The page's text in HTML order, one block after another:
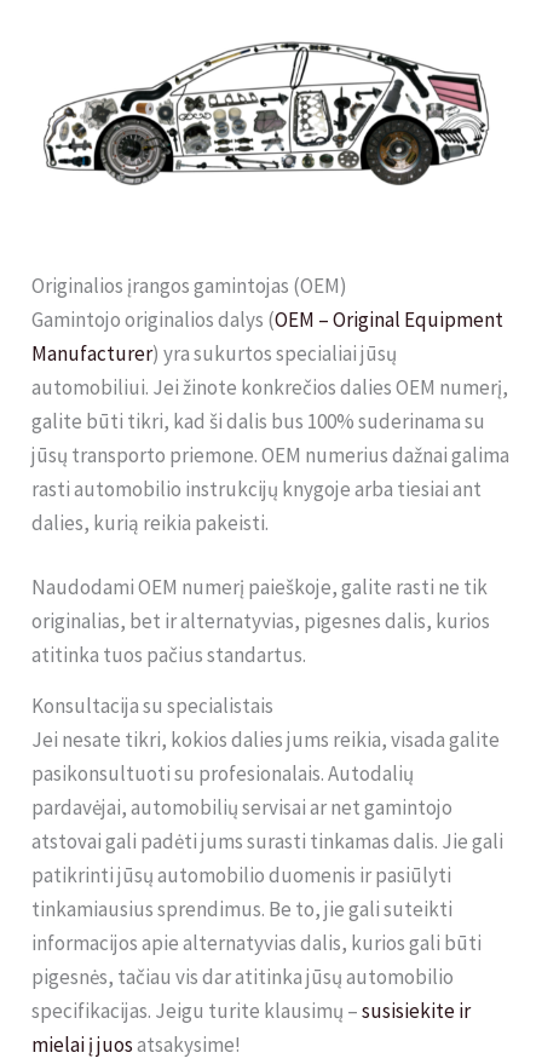
Originalios įrangos gamintojas (OEM)
Gamintojo originalios dalys (OEM – Original Equipment
Manufacturer) yra sukurtos specialiai jūsų
automobiliui. Jei žinote konkrečios dalies OEM numerį,
galite būti tikri, kad ši dalis bus 100% suderinama su
jūsų transporto priemone. OEM numerius dažnai galima
rasti automobilio instrukcijų knygoje arba tiesiai ant
dalies, kurią reikia pakeisti.
Naudodami OEM numerį paieškoje, galite rasti ne tik
originalias, bet ir alternatyvias, pigesnes dalis, kurios
atitinka tuos pačius standartus.
Konsultacija su specialistais
Jei nesate tikri, kokios dalies jums reikia, visada galite
pasikonsultuoti su profesionalais. Autodalių
pardavėjai, automobilių servisai ar net gamintojo
atstovai gali padėti jums surasti tinkamas dalis. Jie gali
patikrinti jūsų automobilio duomenis ir pasiūlyti
tinkamiausius sprendimus. Be to, jie gali suteikti
informacijos apie alternatyvias dalis, kurios gali būti
pigesnės, tačiau vis dar atitinka jūsų automobilio
specifikacijas. Jeigu turite klausimų –susisiekite ir
mielai į juosatsakysime!